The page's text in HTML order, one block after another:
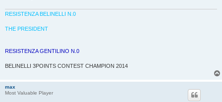
RESISTENZA BELINELLI N.0
THE PRESIDENT
RESISTENZA GENTILINO N.0
BELINELLI 3POINTS CONTEST CHAMPION 2014
max
Most Valuable Player